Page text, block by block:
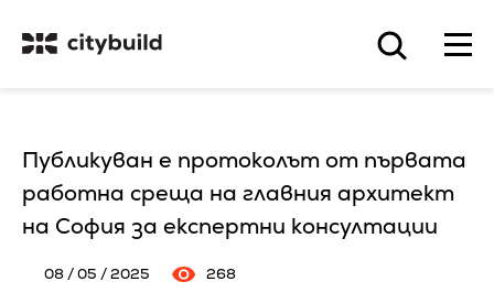
Публикуван е протоколът от първата
работна среща на главния архитект
на София за експертни консултации
08 / 05 / 2025 268